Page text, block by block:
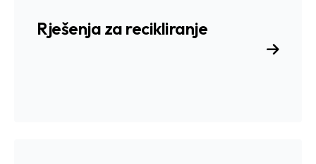
Rješenja za recikliranje